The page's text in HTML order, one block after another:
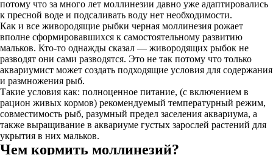
потому что за много лет моллинезии давно уже адаптировались
к пресной воде и подсаливать воду нет необходимости.
Как и все живородящие рыбки черная моллинезия рожает
вполне сформировавшихся к самостоятельному развитию
мальков. Кто-то однажды сказал — живородящих рыбок не
разводят они сами разводятся. Это не так потому что только
аквариумист может создать подходящие условия для содержания
и размножения рыб.
Такие условия как: полноценное питание, (с включением в
рацион живых кормов) рекомендуемый температурный режим,
совместимость рыб, разумный предел заселения аквариума, а
также выращивание в аквариуме густых зарослей растений для
укрытия в них мальков.
Чем кормить моллинезий?